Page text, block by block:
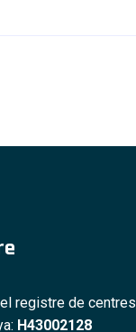
registre de
H43002128